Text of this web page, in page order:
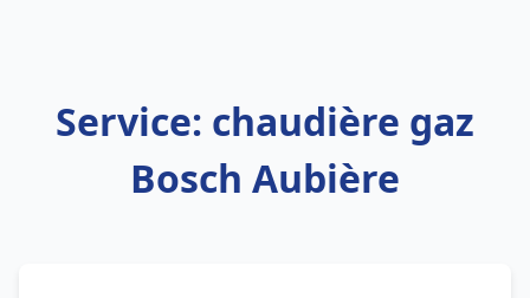
Service: chaudière gaz
Bosch Aubière